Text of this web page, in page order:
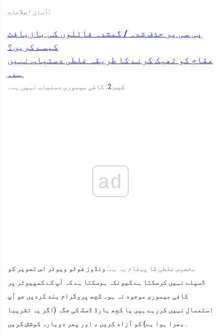
آسان اصلاحات:
پی سی پر حذف شدہ / گمشدہ فائلوں کی بازیافت
کیسے کریں؟
مقام کو ٹھیک کرنے کا طریقہ غلطی دستیاب نہیں
ہے۔
کیس 2: کافی میموری دستیاب نہیں ہے۔
ad
مخصوص غلطی کا پیغام یہ ہے: ونڈوز فوٹو ویوئر اس تصویر کو
ڈسپلے نہیں کرسکتا ہے کیونکہ ہوسکتا ہے کہ آپ کے کمپیوٹر پر
کافی میموری موجود نہ ہو۔ کچھ پروگرام بند کردیں جو آپ
استعمال نہیں کررہے ہیں یا کچھ ہارڈ ڈسک کی جگہ (اگر یہ تقریبا
بھرا ہوا ہے) کو آزاد کریں ، اور پھر دوبارہ کوشش کریں .